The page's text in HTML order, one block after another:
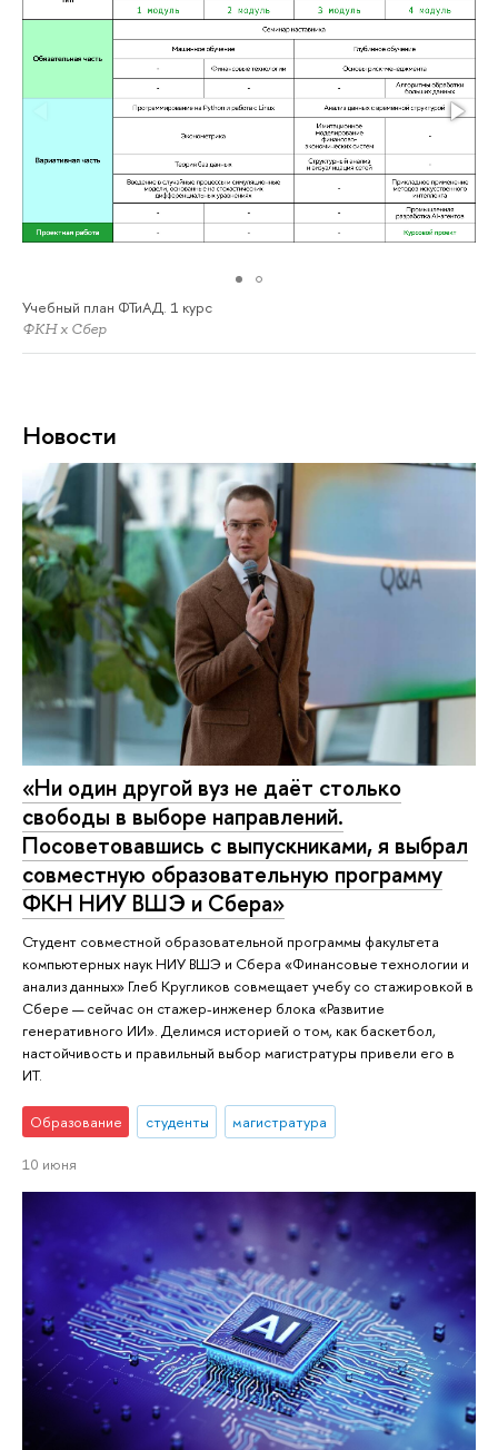
Учебный план ФТиАД. 1 курс
ФКН х Сбер
Новости
«Ни один другой вуз не даёт столько
свободы в выборе направлений.
Посоветовавшись с выпускниками, я выбрал
совместную образовательную программу
ФКН НИУ ВШЭ и Сбера»
Студент совместной образовательной программы факультета
компьютерных наук НИУ ВШЭ и Сбера «Финансовые технологии и
анализ данных» Глеб Кругликов совмещает учебу со стажировкой в
Сбере — сейчас он стажер-инженер блока «Развитие
генеративного ИИ». Делимся историей о том, как баскетбол,
настойчивость и правильный выбор магистратуры привели его в
ИТ.
Образование студенты магистратура
10 июня